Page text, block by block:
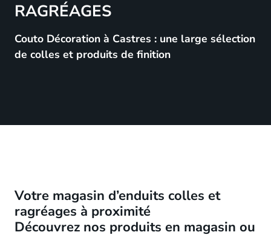
RAGRÉAGES
Couto Décoration à Castres : une large sélection
de colles et produits de finition
Votre magasin d’enduits colles et
ragréages à proximité
Découvrez nos produits en magasin ou